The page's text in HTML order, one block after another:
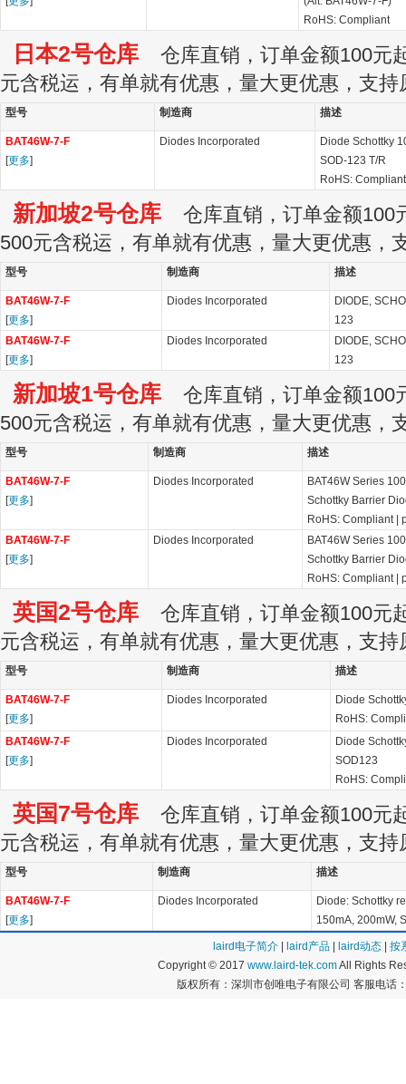
RoHS: Compliant
日本2号仓库 仓库直销，订单金额100元
元含税运，有单就有优惠，量大更优惠，支持
型号 制造商 描述
BAT46W-7-F
[更多]
Diodes Incorporated
Diode Schottky
SOD-123 T/R
RoHS: Compliant
新加坡2号仓库 仓库直销，订单金额100
500元含税运，有单就有优惠，量大更优惠，
型号 制造商 描述
BAT46W-7-F
[更多]
Diodes Incorporated
DIODE,
123
BAT46W-7-F
[更多]
Diodes Incorporated
DIODE,
123
新加坡1号仓库 仓库直销，订单金额100
500元含税运，有单就有优惠，量大更优惠，
型号 制造商 描述
BAT46W-7-F
[更多]
Diodes Incorporated
BAT46W Series
Schottky Barrier
RoHS: Compliant
BAT46W-7-F
[更多]
Diodes Incorporated
BAT46W Series
Schottky Barrier
RoHS: Compliant
英国2号仓库 仓库直销，订单金额100元
元含税运，有单就有优惠，量大更优惠，支持
型号 制造商 描述
BAT46W-7-F
[更多]
Diodes Incorporated
Diode
RoHS:
BAT46W-7-F
[更多]
Diodes Incorporated
Diode
SOD123
RoHS:
英国7号仓库 仓库直销，订单金额100元
元含税运，有单就有优惠，量大更优惠，支持
型号 制造商 描述
BAT46W-7-F
[更多]
Diodes Incorporated
Diode: Schottky
150mA, 200mW,
laird电子简介 laird产品 laird动态
按
Copyright © 2017 www.laird-tek.comAll Rights
版权所有：深圳市创唯电子有限公司 客服电话